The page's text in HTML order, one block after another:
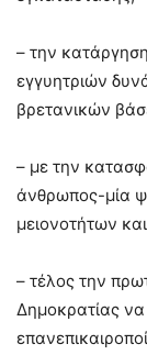
– την
εγγυητριών
βρετανικών
– με την
άνθρωπος-μία
μειονοτήτων και
– τέλος την
Δημοκρατίας να